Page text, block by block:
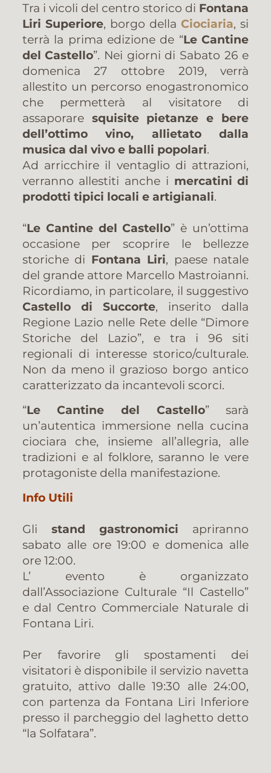
Tra i vicoli del centro storico di Fontana
Liri Superiore, borgo dellaCiociaria, si
terrà la prima edizione de “Le Cantine
del Castello”. Nei giorni di Sabato 26 e
domenica 27 ottobre 2019, verrà
allestito un percorso enogastronomico
che permetterà al visitatore di
assaporare squisite pietanze e bere
dell’ottimo vino, allietato dalla
musica dal vivo e balli popolari.
Ad arricchire il ventaglio di attrazioni,
verranno allestiti anche i mercatini di
prodotti tipici locali e artigianali.
“Le Cantine del Castello” è un’ottima
occasione per scoprire le bellezze
storiche di Fontana Liri, paese natale
del grande attore Marcello Mastroianni.
Ricordiamo, in particolare, il suggestivo
Castello di Succorte, inserito dalla
Regione Lazio nelle Rete delle “Dimore
Storiche del Lazio”, e tra i 96 siti
regionali di interesse storico/culturale.
Non da meno il grazioso borgo antico
caratterizzato da incantevoli scorci.
“Le Cantine del Castello” sarà
un’autentica immersione nella cucina
ciociara che, insieme all’allegria, alle
tradizioni e al folklore, saranno le vere
protagoniste della manifestazione.
Info Utili
Gli stand gastronomici apriranno
sabato alle ore 19:00 e domenica alle
ore 12:00.
L’ evento è organizzato
dall’Associazione Culturale “Il Castello”
e dal Centro Commerciale Naturale di
Fontana Liri.
Per favorire gli spostamenti dei
visitatori è disponibile il servizio navetta
gratuito, attivo dalle 19:30 alle 24:00,
con partenza da Fontana Liri Inferiore
presso il parcheggio del laghetto detto
“la Solfatara”.